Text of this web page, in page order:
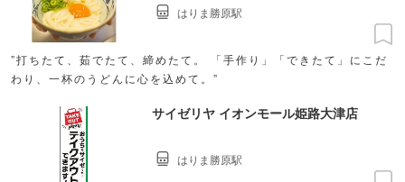
”打ちたて、茹でたて、締めたて。 「手作り」「できたて」にこだ
わり、一杯のうどんに心を込めて。”
はりま勝原駅
サイゼリヤ イオンモール姫路大津店
はりま勝原駅